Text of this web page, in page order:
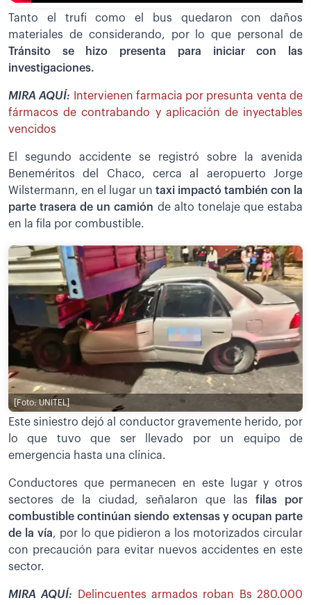
Tanto el trufi como el bus quedaron con daños
materiales de considerando, por lo que personal de
Tránsito se hizo presenta para iniciar con las
investigaciones.
MIRA AQUÍ:
Intervienen farmacia por presunta venta de
fármacos de contrabando y aplicación de inyectables
vencidos
El segundo accidente se registró sobre la avenida
Beneméritos del Chaco, cerca al aeropuerto Jorge
Wilstermann, en el lugar un taxi impactó también con la
parte trasera de un camión de alto tonelaje que estaba
en la fila por combustible.
[Foto: UNITEL]
Este siniestro dejó al conductor gravemente herido, por
lo que tuvo que ser llevado por un equipo de
emergencia hasta una clínica.
Conductores que permanecen en este lugar y otros
sectores de la ciudad, señalaron que las filas por
combustible continúan siendo extensas y ocupan parte
de la vía, por lo que pidieron a los motorizados circular
con precaución para evitar nuevos accidentes en este
sector.
MIRA AQUÍ:
Delincuentes armados roban Bs 280.000